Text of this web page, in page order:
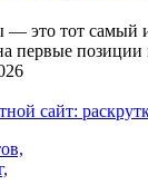
— это тот самый
первые позиции